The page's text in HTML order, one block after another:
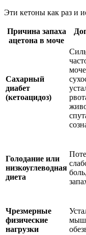
Эти кетоны как раз и
Причина запаха
ацетона в моче
Сахарный
диабет
(кетоацидоз)
Голодание или
низкоуглеводная
диета
Чрезмерные
физические
нагрузки